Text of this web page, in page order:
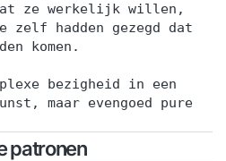
ze werkelijk willen,
zelf hadden gezegd dat
komen.
bezigheid in een
maar evengoed pure
patronen